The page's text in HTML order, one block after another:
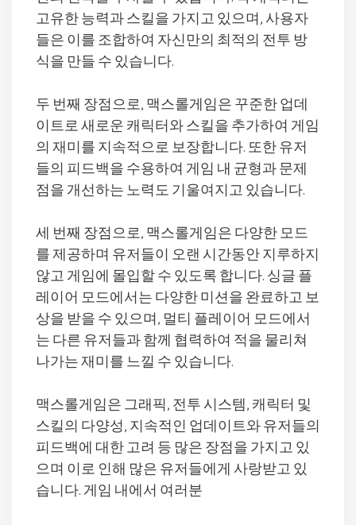
고유한 능력과 스킬을 가지고 있으며, 사용자
들은 이를 조합하여 자신만의 최적의 전투 방
식을 만들 수 있습니다.
두 번째 장점으로, 맥스롤게임은 꾸준한 업데
이트로 새로운 캐릭터와 스킬을 추가하여 게임
의 재미를 지속적으로 보장합니다. 또한 유저
들의 피드백을 수용하여 게임 내 균형과 문제
점을 개선하는 노력도 기울여지고 있습니다.
세 번째 장점으로, 맥스롤게임은 다양한 모드
를 제공하며 유저들이 오랜 시간동안 지루하지
않고 게임에 몰입할 수 있도록 합니다. 싱글 플
레이어 모드에서는 다양한 미션을 완료하고 보
상을 받을 수 있으며, 멀티 플레이어 모드에서
는 다른 유저들과 함께 협력하여 적을 물리쳐
나가는 재미를 느낄 수 있습니다.
맥스롤게임은 그래픽, 전투 시스템, 캐릭터 및
스킬의 다양성, 지속적인 업데이트와 유저들의
피드백에 대한 고려 등 많은 장점을 가지고 있
으며 이로 인해 많은 유저들에게 사랑받고 있
습니다. 게임 내에서 여러분